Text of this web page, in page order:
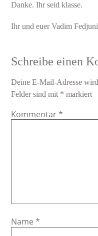
Danke. Ihr seid klasse.
Ihr und euer Vadim
Schreibe einen
Deine E-Mail-Adresse
Felder sind mit * markiert
Kommentar *
Name *